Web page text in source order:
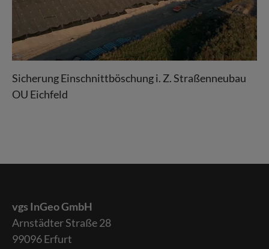
Sicherung Einschnittböschung i. Z. Straßenneubau
OU Eichfeld
vgs InGeo GmbH
Arnstädter Straße 28
99096 Erfurt